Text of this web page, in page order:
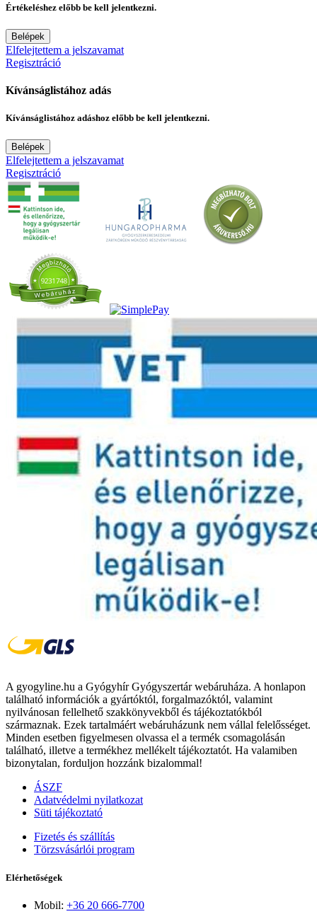
Értékeléshez előbb be kell jelentkezni.
Belépek
Elfelejtettem a jelszavamat
Regisztráció
Kívánságlistához adás
Kívánságlistához adáshoz előbb be kell jelentkezni.
Belépek
Elfelejtettem a jelszavamat
Regisztráció
A gyogyline.hu a Gyógyhír Gyógyszertár webáruháza. A honlapon
található információk a gyártóktól, forgalmazóktól, valamint
nyilvánosan fellelhető szakkönyvekből és tájékoztatókból
származnak. Ezek tartalmáért webáruházunk nem vállal felelősséget.
Minden esetben figyelmesen olvassa el a termék csomagolásán
található, illetve a termékhez mellékelt tájékoztatót. Ha valamiben
bizonytalan, forduljon hozzánk bizalommal!
ÁSZF
Adatvédelmi nyilatkozat
Süti tájékoztató
Fizetés és szállítás
Törzsvásárlói program
Elérhetőségek
Mobil: +36 20 666-7700